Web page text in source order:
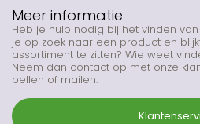
Meer informatie
Heb je hulp nodig bij het vinden
je op zoek naar een product en
assortiment te zitten? Wie weet
Neem dan contact op met onze
bellen of mailen.